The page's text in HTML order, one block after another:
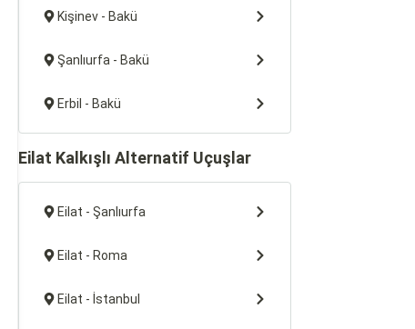
Kişinev - Bakü
Şanlıurfa - Bakü
Erbil - Bakü
Eilat Kalkışlı Alternatif Uçuşlar
Eilat - Şanlıurfa
Eilat - Roma
Eilat - İstanbul